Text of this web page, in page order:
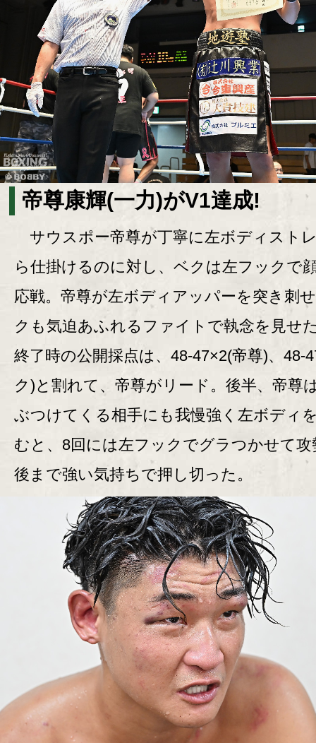
帝尊康輝(一力)がV1達成!
サウスポー帝尊が丁寧に左ボディスト
ら仕掛けるのに対し、ベクは左フックで
応戦。帝尊が左ボディアッパーを突き刺
クも気迫あふれるファイトで執念を見せ
終了時の公開採点は、48-47×2(帝尊)、48-
ク)と割れて、帝尊がリード。後半、帝尊
ぶつけてくる相手にも我慢強く左ボディ
むと、8回には左フックでグラつかせて攻
後まで強い気持ちで押し切った。